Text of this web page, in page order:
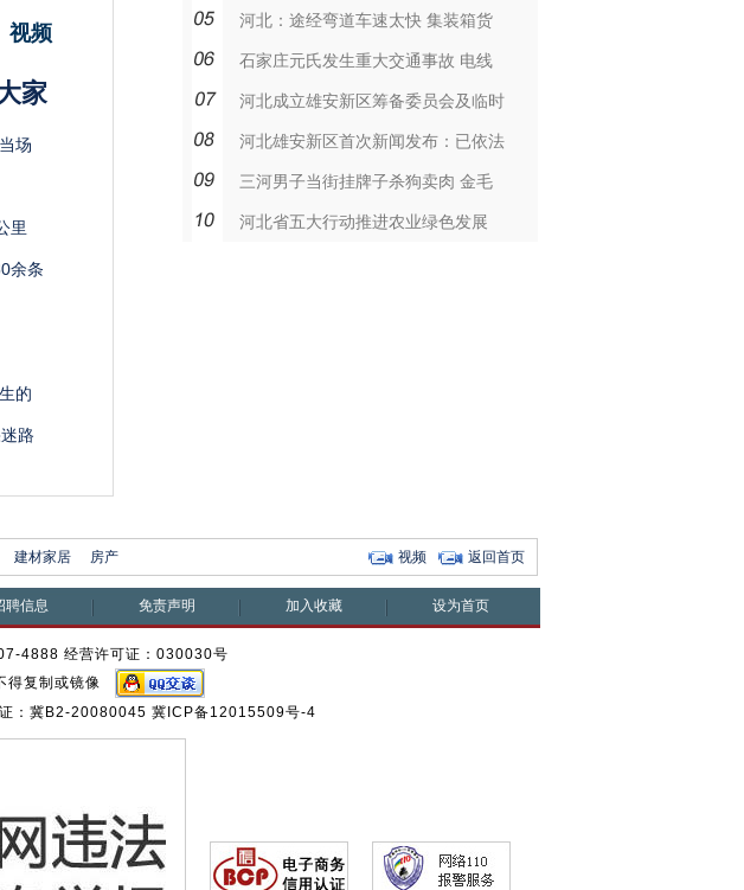
视频
家
场
里
余条
的
路
河北：途经弯道车速太快 集装箱货
石家庄元氏发生重大交通事故 电线
河北成立雄安新区筹备委员会及临时
河北雄安新区首次新闻发布：已依法
三河男子当街挂牌子杀狗卖肉 金毛
河北省五大行动推进农业绿色发展
建材家居 房产 返回首页
视频
聘信息 免责声明 加入收藏 设为首页
4888 经营许可证：030030号
复制或镜像
：冀B2-20080045 冀ICP备12015509号-4